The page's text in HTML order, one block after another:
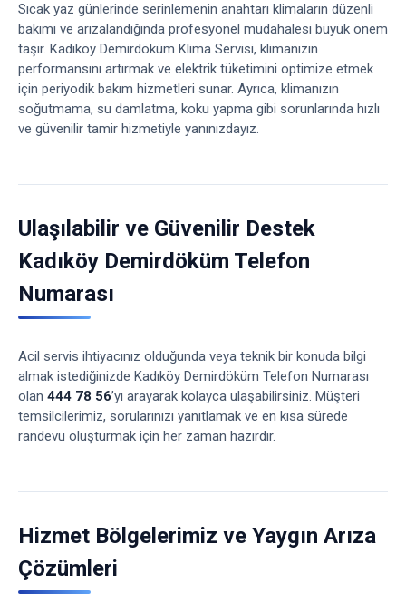
Sıcak yaz günlerinde serinlemenin anahtarı klimaların düzenli
bakımı ve arızalandığında profesyonel müdahalesi büyük önem
taşır. Kadıköy Demirdöküm Klima Servisi, klimanızın
performansını artırmak ve elektrik tüketimini optimize etmek
için periyodik bakım hizmetleri sunar. Ayrıca, klimanızın
soğutmama, su damlatma, koku yapma gibi sorunlarında hızlı
ve güvenilir tamir hizmetiyle yanınızdayız.
Ulaşılabilir ve Güvenilir Destek
Kadıköy Demirdöküm Telefon
Numarası
Acil servis ihtiyacınız olduğunda veya teknik bir konuda bilgi
almak istediğinizde Kadıköy Demirdöküm Telefon Numarası
olan 444 78 56’yı arayarak kolayca ulaşabilirsiniz. Müşteri
temsilcilerimiz, sorularınızı yanıtlamak ve en kısa sürede
randevu oluşturmak için her zaman hazırdır.
Hizmet Bölgelerimiz ve Yaygın Arıza
Çözümleri